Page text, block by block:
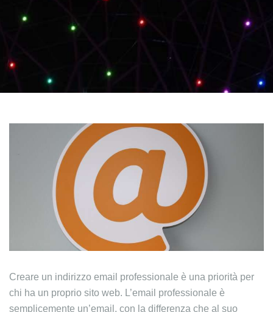
Creare un indirizzo email professionale è una priorità per
chi ha un proprio sito web. L’email professionale è
semplicemente un’email, con la differenza che al suo